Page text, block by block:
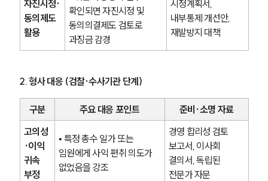
자진시정·
동의제도
활용
확인되면 자진시정 및
동의의결제도 검토로
과징금 감경
시정계획서,
내부통제 개선안,
재발방지 대책
2. 형사 대응 (검찰·수사기관 단계)
구분 주요 대응 포인트
준비·소명 자료
고의성
·이익
귀속
부정
• 특정 총수 일가 또는
임원에게 사익 편취 의도가
없었음을 강조
경영 합리성 검토
보고서, 이사회
결의서, 독립된
전문가 자문